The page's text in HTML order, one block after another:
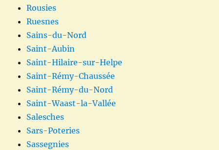
Rousies
Ruesnes
Sains-du-Nord
Saint-Aubin
Saint-Hilaire-sur-Helpe
Saint-Rémy-Chaussée
Saint-Rémy-du-Nord
Saint-Waast-la-Vallée
Salesches
Sars-Poteries
Sassegnies